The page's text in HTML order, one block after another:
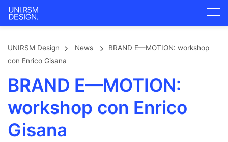
UNIRSM Design News
BRAND E—MOTION: workshop
con Enrico Gisana
BRAND E—MOTION:
workshop con Enrico
Gisana